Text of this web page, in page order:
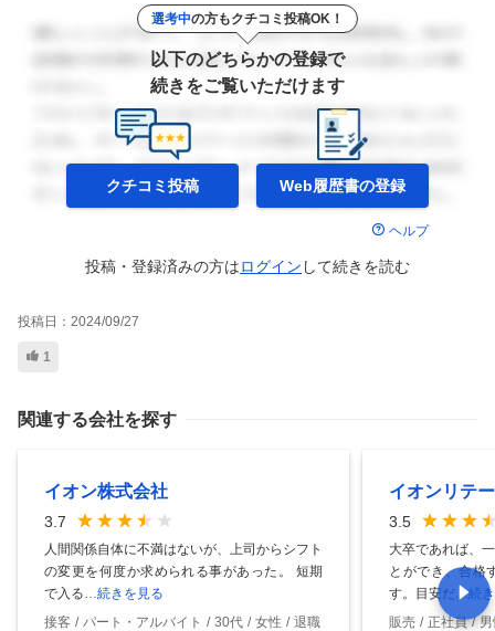
選考中の方もクチコミ投稿OK！
以下のどちらかの登録で
続きをご覧いただけます
クチコミ投稿 Web履歴書の登録
ヘルプ
投稿・登録済みの方はログイン して続きを読む
投稿日： 2024/09/27
1
関連する会社を探す
イオン株式会社
3.7
人間関係自体に不満はないが、上司からシフト
の変更を何度か求められる事があった。 短期
で入る …続きを見る
接客
パート・アルバイト 30代 女性
退職
イオンリテ
3.5
大卒であれば、
とができ、合格
す。目安だ …続
販売
正社員